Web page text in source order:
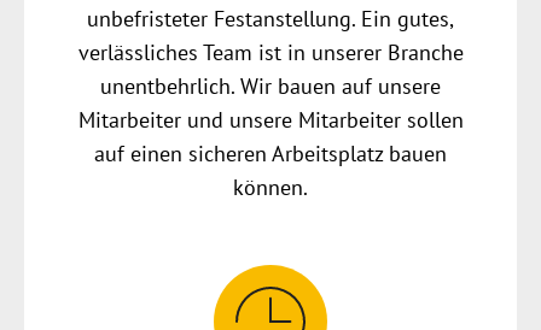
unbefristeter Festanstellung. Ein gutes,
verlässliches Team ist in unserer Branche
unentbehrlich. Wir bauen auf unsere
Mitarbeiter und unsere Mitarbeiter sollen
auf einen sicheren Arbeitsplatz bauen
können.